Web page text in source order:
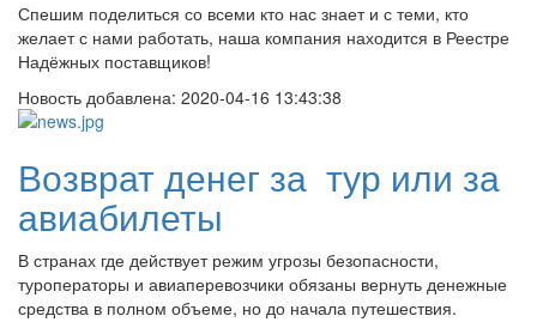
Спешим поделиться со всеми кто нас знает и с теми, кто
желает с нами работать, наша компания находится в Реестре
Надёжных поставщиков!
Новость добавлена: 2020-04-16 13:43:38
Возврат денег за тур или за
авиабилеты
В странах где действует режим угрозы безопасности,
туроператоры и авиаперевозчики обязаны вернуть денежные
средства в полном объеме, но до начала путешествия.